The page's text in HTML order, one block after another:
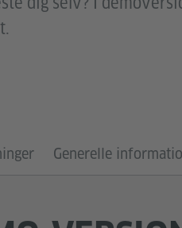
Generelle